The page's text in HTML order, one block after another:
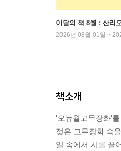
이달의 책 8월 : 산리
2026년 08월 01일 ~
책소개
'오뉴월고무장화'
젖은 고무장화 속
일 속에서 시를 끌